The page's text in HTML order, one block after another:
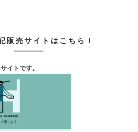
販売サイトはこちら！
イトです。